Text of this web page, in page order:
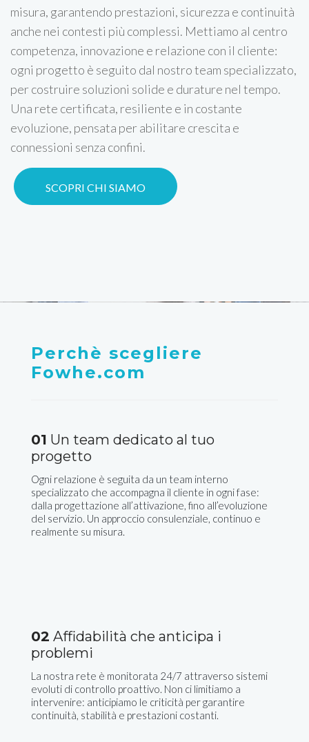
misura, garantendo prestazioni, sicurezza e continuità
anche nei contesti più complessi. Mettiamo al centro
competenza, innovazione e relazione con il cliente:
ogni progetto è seguito dal nostro team specializzato,
per costruire soluzioni solide e durature nel tempo.
Una rete certificata, resiliente e in costante
evoluzione, pensata per abilitare crescita e
connessioni senza confini.
SCOPRI CHI SIAMO
Perchè scegliere
Fowhe.com
01 Un team dedicato al tuo
progetto
Ogni relazione è seguita da un team interno
specializzato che accompagna il cliente in ogni fase:
dalla progettazione all’attivazione, fino all’evoluzione
del servizio. Un approccio consulenziale, continuo e
realmente su misura.
02 Affidabilità che anticipa i
problemi
La nostra rete è monitorata 24/7 attraverso sistemi
evoluti di controllo proattivo. Non ci limitiamo a
intervenire: anticipiamo le criticità per garantire
continuità, stabilità e prestazioni costanti.